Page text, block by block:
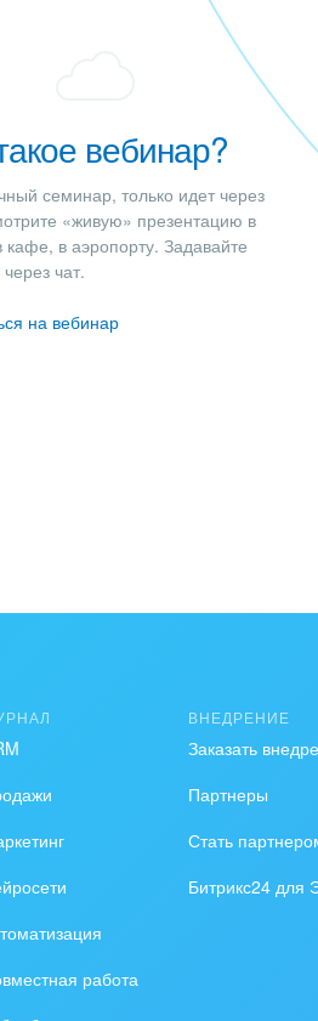
вебинар?
семинар, только идет через
«живую» презентацию в
в аэропорту. Задавайте
чат.
на вебинар
работа
ВНЕДРЕНИЕ
Заказать
Партнеры
Стать
Битрикс24 для